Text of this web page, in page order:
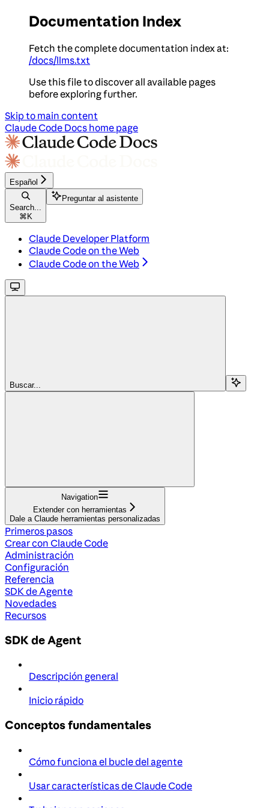
Documentation Index
Fetch the complete documentation index at:
/docs/llms.txt
Use this file to discover all available pages
before exploring further.
Skip to main content
Claude Code Docs home page
Español
Search...
⌘ K
Preguntar al asistente
Claude Developer Platform
Claude Code on the Web
Claude Code on the Web
Buscar...
Navigation
Extender con herramientas
Dale a Claude herramientas personalizadas
Primeros pasos
Crear con Claude Code
Administración
Configuración
Referencia
SDK de Agente
Novedades
Recursos
SDK de Agent
Descripción general
Inicio rápido
Conceptos fundamentales
Cómo funciona el bucle del agente
Usar características de Claude Code